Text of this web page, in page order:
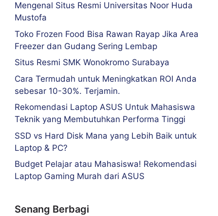
Mengenal Situs Resmi Universitas Noor Huda
Mustofa
Toko Frozen Food Bisa Rawan Rayap Jika Area
Freezer dan Gudang Sering Lembap
Situs Resmi SMK Wonokromo Surabaya
Cara Termudah untuk Meningkatkan ROI Anda
sebesar 10-30%. Terjamin.
Rekomendasi Laptop ASUS Untuk Mahasiswa
Teknik yang Membutuhkan Performa Tinggi
SSD vs Hard Disk Mana yang Lebih Baik untuk
Laptop & PC?
Budget Pelajar atau Mahasiswa! Rekomendasi
Laptop Gaming Murah dari ASUS
Senang Berbagi